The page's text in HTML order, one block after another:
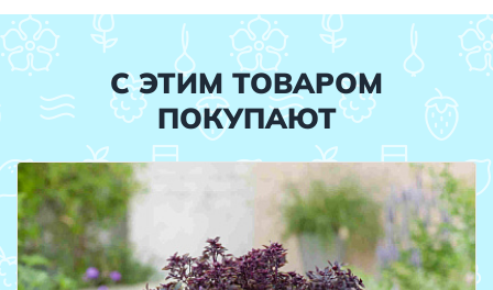
С ЭТИМ ТОВАРОМ
ПОКУПАЮТ